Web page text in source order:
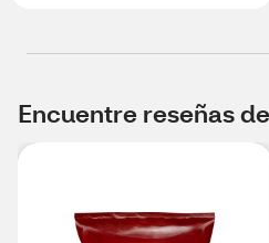
Encuentre reseñas